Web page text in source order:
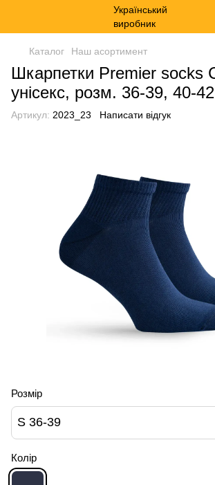
Каталог Наш асортимент
Шкарпетки Premier socks
унісекс, розм. 36-39, 40-
Артикул: 2023_23 Написати відгук
Розмір
S 36-39
Колір